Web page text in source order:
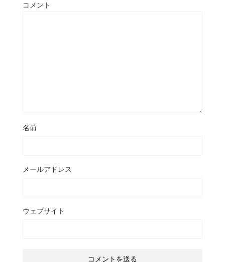
コメント
名前
メールアドレス
ウェブサイト